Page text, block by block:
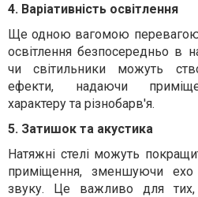
4. Варіативність освітлення
Ще одною вагомою перевагою
освітлення безпосередньо в
чи світильники можуть
ефекти, надаючи
характеру та різнобарв'я.
5. Затишок та акустика
Натяжні стелі можуть
приміщення, зменшуючи
звуку. Це важливо для